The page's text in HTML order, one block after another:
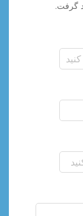
گرفت.